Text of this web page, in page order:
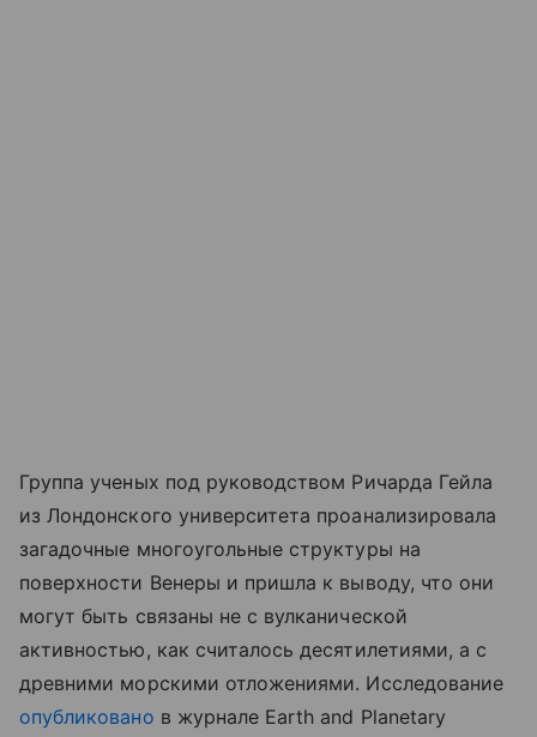
Группа ученых под руководством Ричарда Гейла
из Лондонского университета проанализировала
загадочные многоугольные структуры на
поверхности Венеры и пришла к выводу, что они
могут быть связаны не с вулканической
активностью, как считалось десятилетиями, а с
древними морскими отложениями. Исследование
опубликовано в журнале Earth and Planetary